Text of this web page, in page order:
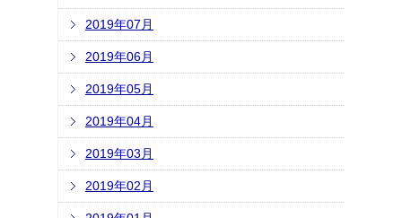
2019年07月
2019年06月
2019年05月
2019年04月
2019年03月
2019年02月